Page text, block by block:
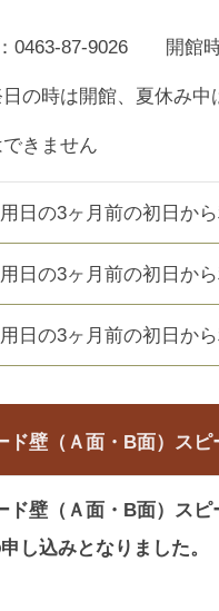
0463-87-9026 開館
の時は開館、夏休み
きません
日の3ヶ月前の初日か
日の3ヶ月前の初日から
日の3ヶ月前の初日から
ド壁（Ａ面・B面）ス
ド壁（Ａ面・B面）ス
し込みとなりました。